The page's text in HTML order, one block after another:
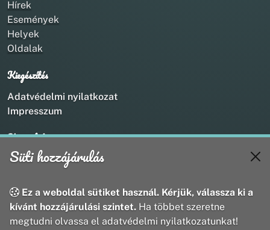
Hírek
Események
Helyek
Oldalak
Kiegészítés
Adatvédelmi nyilatkozat
Impresszum
Kapcsolat
+36 20 211 1888
webmaster@utirany.hu
8419 Csesznek, Vasút u.18.
Süti hozzájárulás
Ez a weboldal sütiket használ. Kérjük, válassza ki a
kívánt hozzájárulási szintet. Ha többet szeretne
megtudni olvassa el adatvédelmi nyilatkozatunkat!